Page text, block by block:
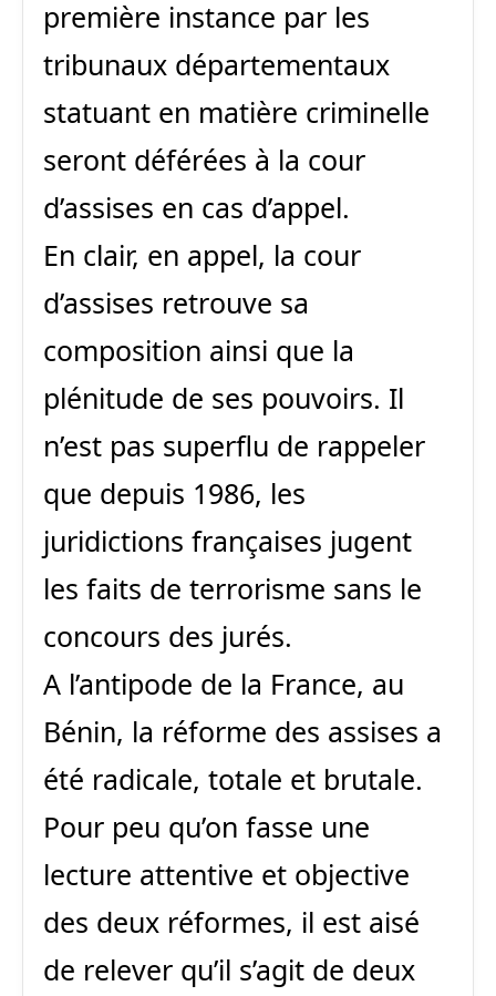
première instance par les
tribunaux départementaux
statuant en matière criminelle
seront déférées à la cour
d’assises en cas d’appel.
En clair, en appel, la cour
d’assises retrouve sa
composition ainsi que la
plénitude de ses pouvoirs. Il
n’est pas superflu de rappeler
que depuis 1986, les
juridictions françaises jugent
les faits de terrorisme sans le
concours des jurés.
A l’antipode de la France, au
Bénin, la réforme des assises a
été radicale, totale et brutale.
Pour peu qu’on fasse une
lecture attentive et objective
des deux réformes, il est aisé
de relever qu’il s’agit de deux